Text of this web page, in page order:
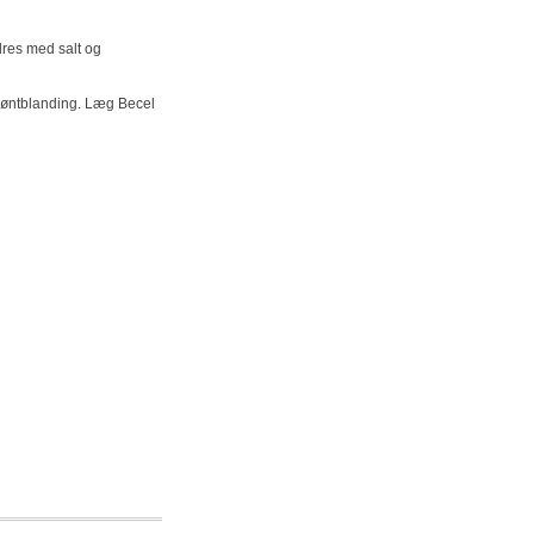
med salt og
Læg Becel